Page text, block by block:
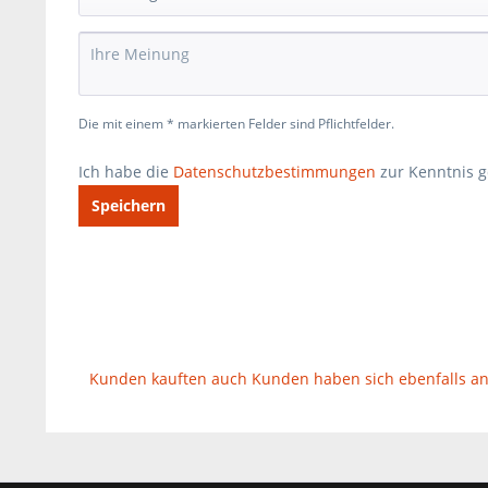
Die mit einem * markierten Felder sind Pflichtfelder.
Ich habe die Datenschutzbestimmungen zur Kenntnis
Speichern
Kunden kauften auch Kunden haben sich ebenfalls